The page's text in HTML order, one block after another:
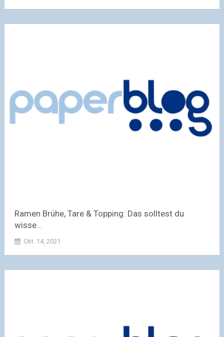
Ramen Brühe, Tare & Topping: Das solltest du
wisse...
Okt. 14, 2021